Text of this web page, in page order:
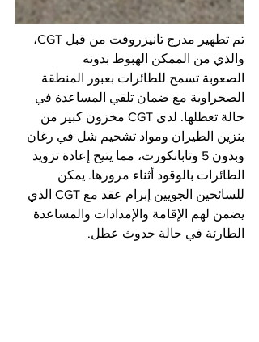
تم تطهير مدرج تانيزروفت من قبل CGT،
والذي من الممكن الهبوط بدونه
الصعوبة تسمح للطائرات بعبور المنطقة
الصحراوية مع ضمان تلقي المساعدة في
حالة تعطلها. لدى CGT مخزون كبير من
بنزين الطيران ومواد تشحيم شل في رغان
وبدون 5 وتابانكورت، مما يتيح إعادة تزويد
الطائرات بالوقود أثناء مرورها. يمكن
للسائحين الجويين إبرام عقد مع CGT الذي
يضمن لهم الإقامة والإمدادات والمساعدة
الطارئة في حالة حدوث عطل.